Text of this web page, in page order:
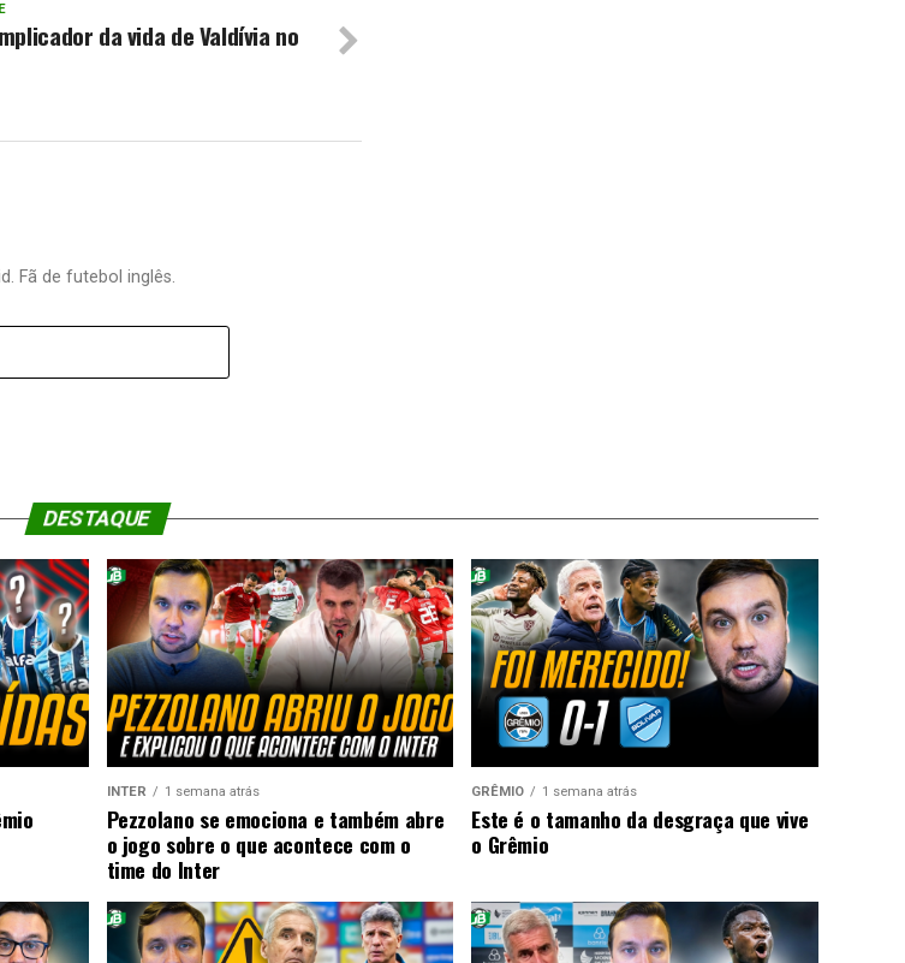
da vida de Valdívia no
Fã de futebol inglês.
DESTAQUE
INTER 1 semana atrás
Pezzolano se emociona e também abre
o jogo sobre o que acontece com o
time do Inter
GRÊMIO 1 semana atrás
Este é o tamanho da desgraça que vive
o Grêmio